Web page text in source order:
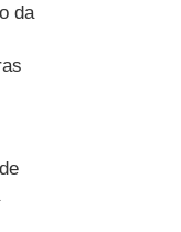
da